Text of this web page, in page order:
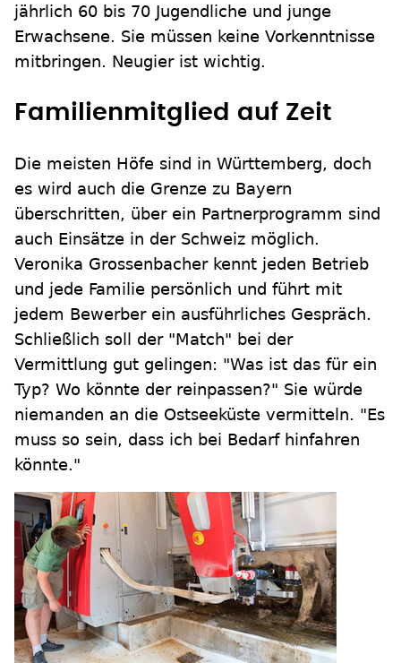
jährlich 60 bis 70 Jugendliche und junge
Erwachsene. Sie müssen keine Vorkenntnisse
mitbringen. Neugier ist wichtig.
Familienmitglied auf Zeit
Die meisten Höfe sind in Württemberg, doch
es wird auch die Grenze zu Bayern
überschritten, über ein Partnerprogramm sind
auch Einsätze in der Schweiz möglich.
Veronika Grossenbacher kennt jeden Betrieb
und jede Familie persönlich und führt mit
jedem Bewerber ein ausführliches Gespräch.
Schließlich soll der "Match" bei der
Vermittlung gut gelingen: "Was ist das für ein
Typ? Wo könnte der reinpassen?" Sie würde
niemanden an die Ostseeküste vermitteln. "Es
muss so sein, dass ich bei Bedarf hinfahren
könnte."